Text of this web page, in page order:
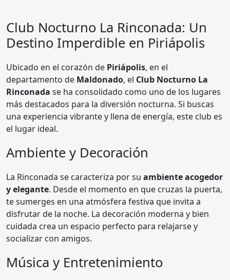
Club Nocturno La Rinconada: Un
Destino Imperdible en Piriápolis
Ubicado en el corazón de Piriápolis, en el
departamento de Maldonado, el Club Nocturno La
Rinconada se ha consolidado como uno de los lugares
más destacados para la diversión nocturna. Si buscas
una experiencia vibrante y llena de energía, este club es
el lugar ideal.
Ambiente y Decoración
La Rinconada se caracteriza por su ambiente acogedor
y elegante. Desde el momento en que cruzas la puerta,
te sumerges en una atmósfera festiva que invita a
disfrutar de la noche. La decoración moderna y bien
cuidada crea un espacio perfecto para relajarse y
socializar con amigos.
Música y Entretenimiento